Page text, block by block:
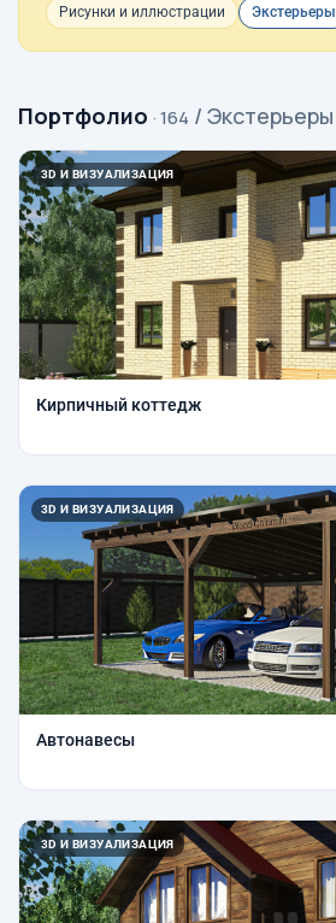
Рисунки и иллюстрации
Экстерьеры
Портфолио · 164 / Экстерьеры
3D И ВИЗУАЛИЗАЦИЯ
Кирпичный коттедж
3D И ВИЗУАЛИЗАЦИЯ
Автонавесы
3D И ВИЗУАЛИЗАЦИЯ